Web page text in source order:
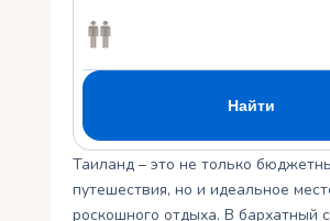
Таиланд – это не только
путешествия, но и идеальное
роскошного отдыха. В бархатный